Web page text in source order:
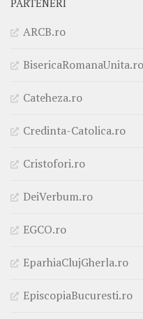
PARTENERI
ARCB.ro
BisericaRomanaUnita.ro
Cateheza.ro
Credinta-Catolica.ro
Cristofori.ro
DeiVerbum.ro
EGCO.ro
EparhiaClujGherla.ro
EpiscopiaBucuresti.ro